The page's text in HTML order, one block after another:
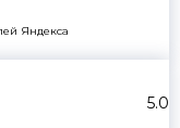
Яндекса
5.0